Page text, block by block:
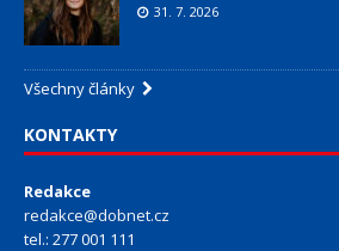
31. 7. 2026
Všechny články
KONTAKTY
Redakce
redakce@dobnet.cz
tel.: 277 001 111